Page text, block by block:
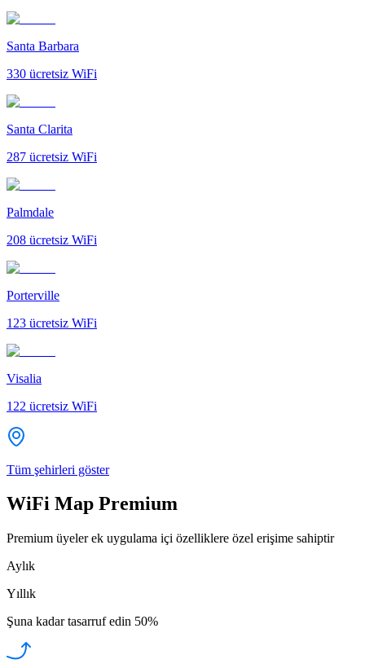
Santa Barbara
330 ücretsiz WiFi
Santa Clarita
287 ücretsiz WiFi
Palmdale
208 ücretsiz WiFi
Porterville
123 ücretsiz WiFi
Visalia
122 ücretsiz WiFi
Tüm şehirleri göster
WiFi Map Premium
Premium üyeler ek uygulama içi özelliklere özel erişime sahiptir
Aylık
Yıllık
Şuna kadar tasarruf edin 50%